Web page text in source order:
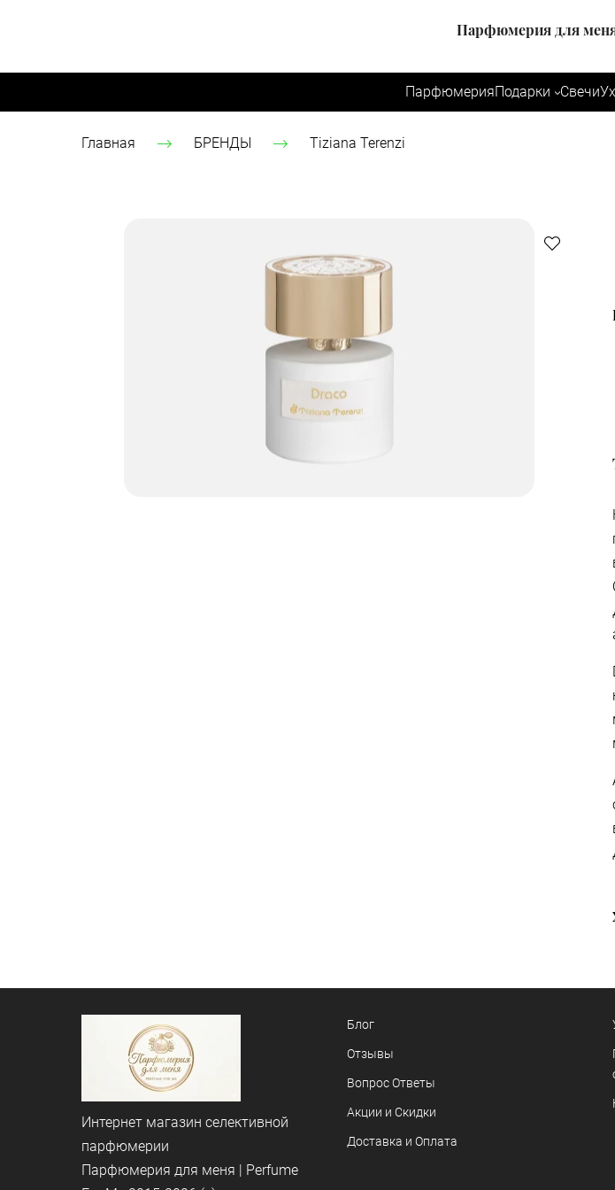
Парфюмерия для
ПарфюмерияПодарки Свечи
Главная БРЕНДЫ Tiziana Terenzi
Интернет магазин селективной
парфюмерии
Парфюмерия для меня | Perfume
Блог
Отзывы
Вопрос Ответы
Акции и Скидки
Доставка и Оплата